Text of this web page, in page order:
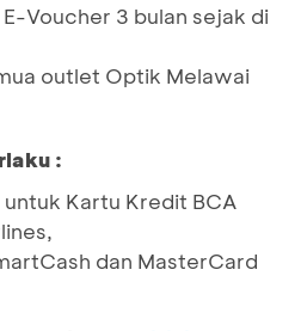
Voucher 3 bulan sejak di
outlet Optik Melawai
:
Kartu Kredit BCA
dan MasterCard